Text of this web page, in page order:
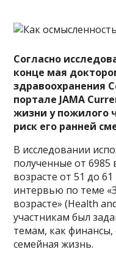
Согласно
конце мая
здравоохранения
портале JAMA
жизни у пожилого
риск его ранней
В исследовании
полученные от 6985
возрасте от 51 до
интервью по теме
возрасте» (Health
участникам был
темам, как финансы,
семейная жизнь.